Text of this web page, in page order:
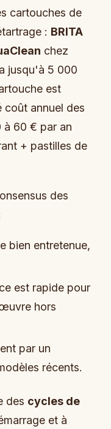
cartouches de
: BRITA
chez
jusqu'à 5 000
est
coût annuel des
à 60 € par an
+ pastilles de
des
bien entretenue,
est rapide pour
hors
par un
récents.
des cycles de
et à